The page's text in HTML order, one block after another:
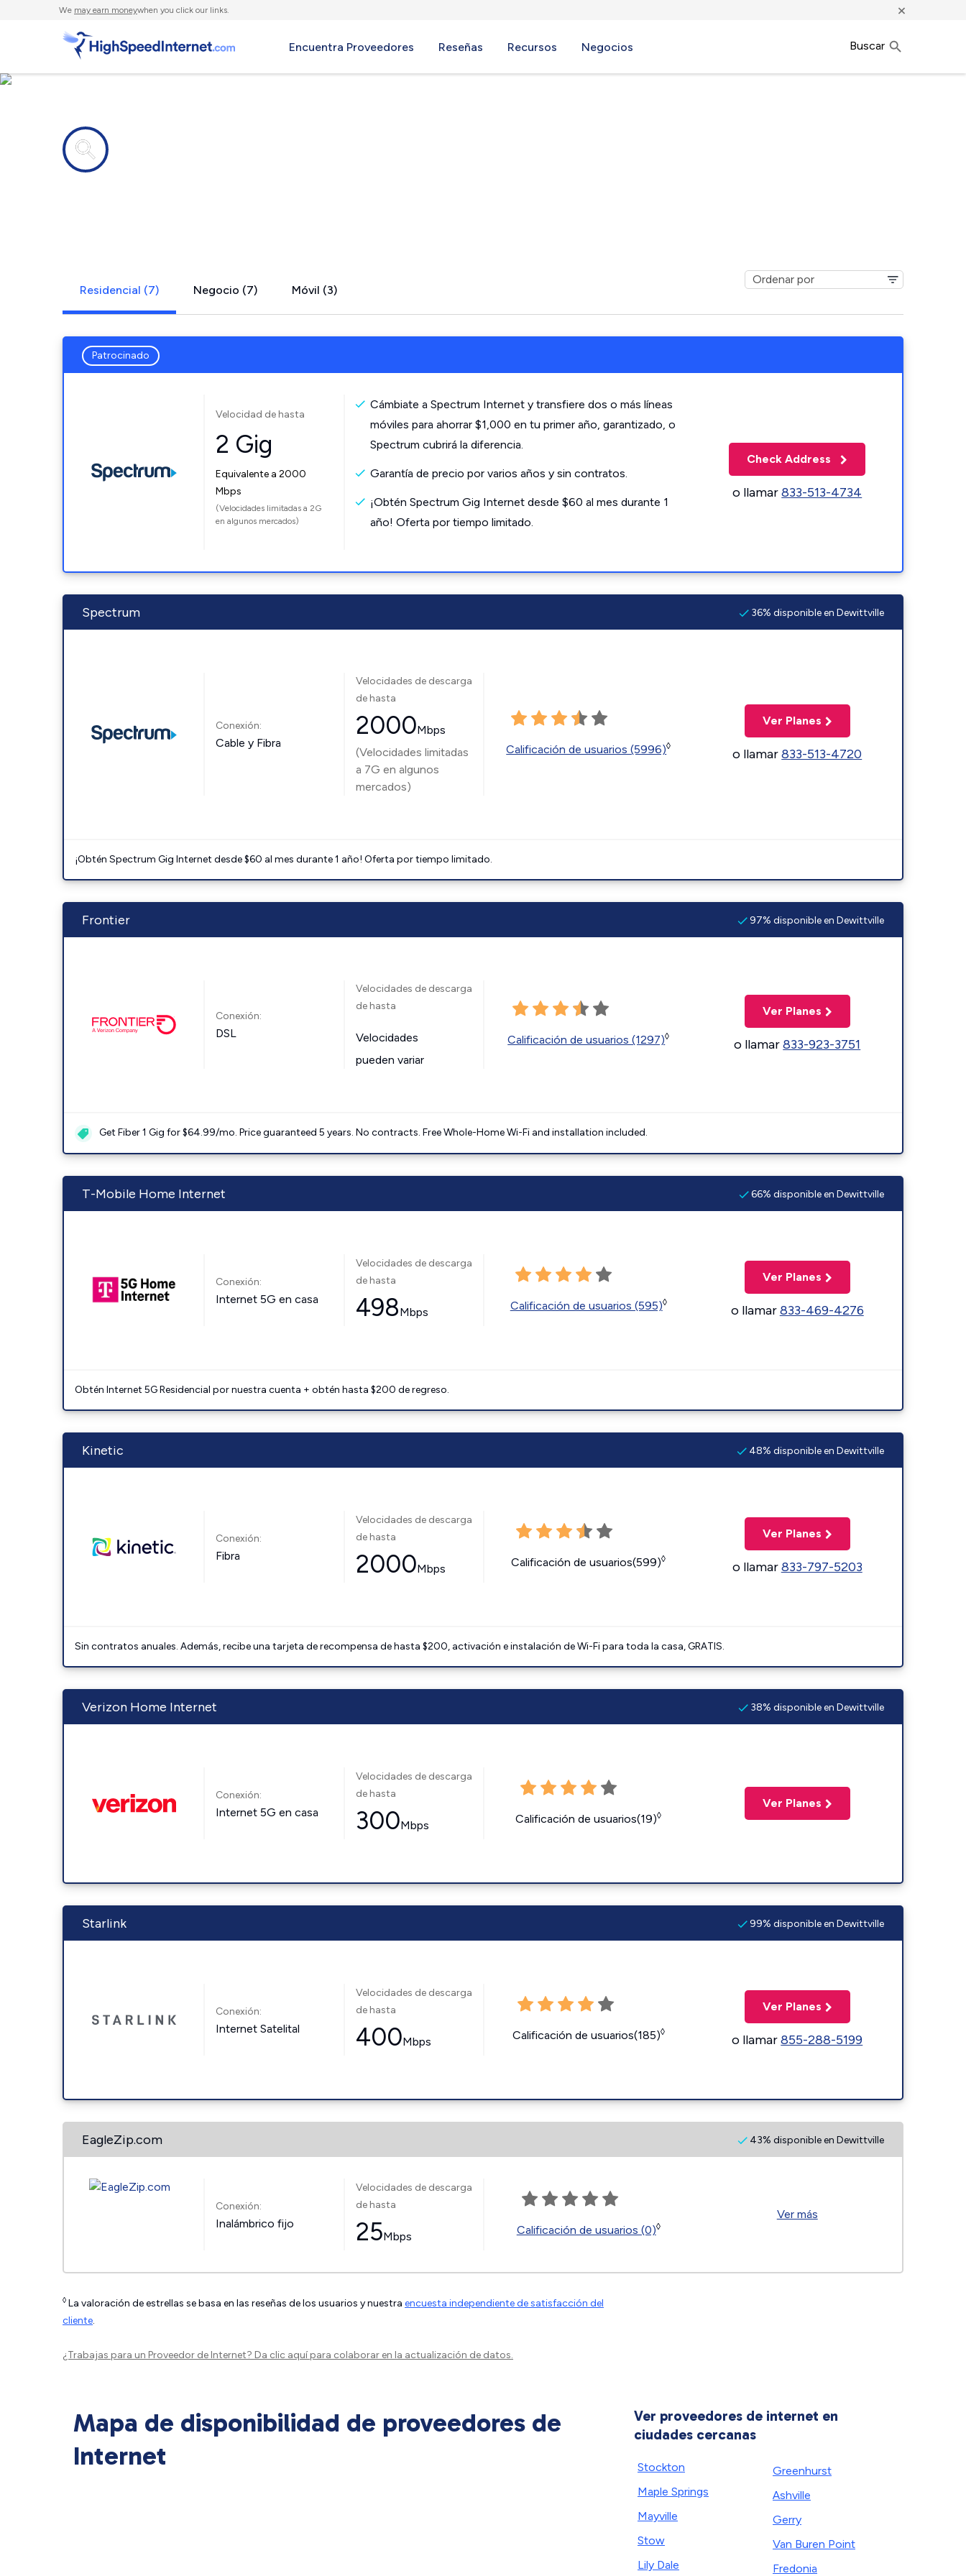
We may earn moneywhen you click our links. ×
Encuentra Proveedores Reseñas Recursos Negocios Buscar
Residencial (7) Negocio (7) Móvil (3)
Patrocinado
Velocidad de hasta
2 Gig
Equivalente a 2000
Mbps
(Velocidades limitadas a 2G
en algunos mercados)
Cámbiate a Spectrum Internet y transfiere dos o más líneas
móviles para ahorrar $1,000 en tu primer año, garantizado, o
Spectrum cubrirá la diferencia.
Garantía de precio por varios años y sin contratos.
¡Obtén Spectrum Gig Internet desde $60 al mes durante 1
año! Oferta por tiempo limitado.
Check Address
o llamar833-513-4734
Spectrum 36% disponible en Dewittville
Conexión:
Cable y Fibra
Velocidades de descarga
de hasta
2000Mbps
(Velocidades limitadas
a 7G en algunos
mercados)
Calificación de usuarios (5996)◊
Ver Planes
o llamar833-513-4720
¡Obtén Spectrum Gig Internet desde $60 al mes durante 1 año! Oferta por tiempo limitado.
Frontier 97% disponible en Dewittville
Conexión:
DSL
Velocidades de descarga
de hasta
Velocidades
pueden variar
Calificación de usuarios (1297)◊
Ver Planes
o llamar833-923-3751
Get Fiber 1 Gig for $64.99/mo. Price guaranteed 5 years. No contracts. Free Whole-Home Wi-Fi and installation included.
T-Mobile Home Internet 66% disponible en Dewittville
Conexión:
Internet 5G en casa
Velocidades de descarga
de hasta
498Mbps Calificación de usuarios (595)◊
Ver Planes
o llamar833-469-4276
Obtén Internet 5G Residencial por nuestra cuenta + obtén hasta $200 de regreso.
Kinetic 48% disponible en Dewittville
Conexión:
Fibra
Velocidades de descarga
de hasta
2000Mbps Calificación de usuarios(599)◊
Ver Planes
o llamar833-797-5203
Sin contratos anuales. Además, recibe una tarjeta de recompensa de hasta $200, activación e instalación de Wi-Fi para toda la casa, GRATIS.
Verizon Home Internet 38% disponible en Dewittville
Conexión:
Internet 5G en casa
Velocidades de descarga
de hasta
300Mbps Calificación de usuarios(19)◊
Ver Planes
Starlink 99% disponible en Dewittville
Conexión:
Internet Satelital
Velocidades de descarga
de hasta
400Mbps Calificación de usuarios(185)◊
Ver Planes
o llamar855-288-5199
EagleZip.com 43% disponible en Dewittville
Conexión:
Inalámbrico fijo
Velocidades de descarga
de hasta
25Mbps Calificación de usuarios (0)◊
Ver más
◊ La valoración de estrellas se basa en las reseñas de los usuarios y nuestra encuesta independiente de satisfacción del
cliente.
¿Trabajas para un Proveedor de Internet? Da clic aquípara colaborar en la actualización de datos.
Mapa de disponibilidad de proveedores de
Internet
Ver proveedores de internet en
ciudades cercanas
Stockton
Maple Springs
Mayville
Stow
Lily Dale
Greenhurst
Ashville
Gerry
Van Buren Point
Fredonia